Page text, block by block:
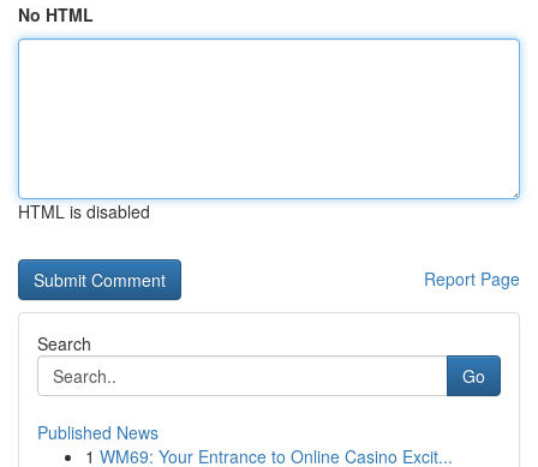
No HTML
HTML is disabled
Report Page
Search
Go
Published News
1 WM69: Your Entrance to Online Casino Excit...